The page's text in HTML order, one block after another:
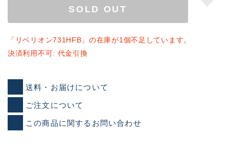
SOLD OUT
「リベリオン731HFB」の在庫が1個不足しています。
決済利用不可: 代金引換
送料・お届けについて
ご注文について
この商品に関するお問い合わせ